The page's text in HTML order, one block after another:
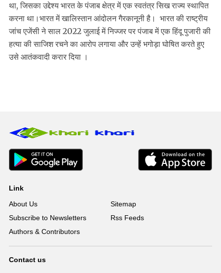
था, जिसका उद्देश्य भारत के पंजाब क्षेत्र में एक स्वतंत्र सिख राज्य स्थापित
करना था।भारत में खालिस्तान आंदोलन गैरकानूनी है। भारत की राष्ट्रीय
जांच एजेंसी ने साल 2022 जुलाई में निज्जर पर पंजाब में एक हिंदू पुजारी की
हत्या की साजिश रचने का आरोप लगाया और उन्हें भगोड़ा घोषित करते हुए
उसे आतंकवादी करार दिया ।
Link
About Us
Sitemap
Subscribe to Newsletters
Rss Feeds
Authors & Contributors
Contact us